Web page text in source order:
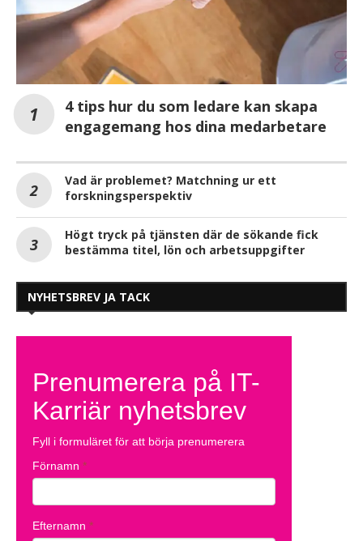
4 tips hur du som ledare kan skapa
engagemang hos dina medarbetare
Vad är problemet? Matchning ur ett
forskningsperspektiv
Högt tryck på tjänsten där de sökande fick
bestämma titel, lön och arbetsuppgifter
NYHETSBREV JA TACK